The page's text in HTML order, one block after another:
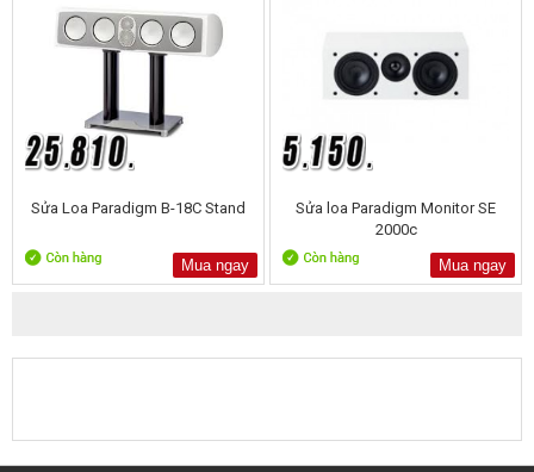
Sửa Loa Paradigm B-18C Stand
Mua ngay
Sửa loa Paradigm Monitor SE
2000c
Mua ngay